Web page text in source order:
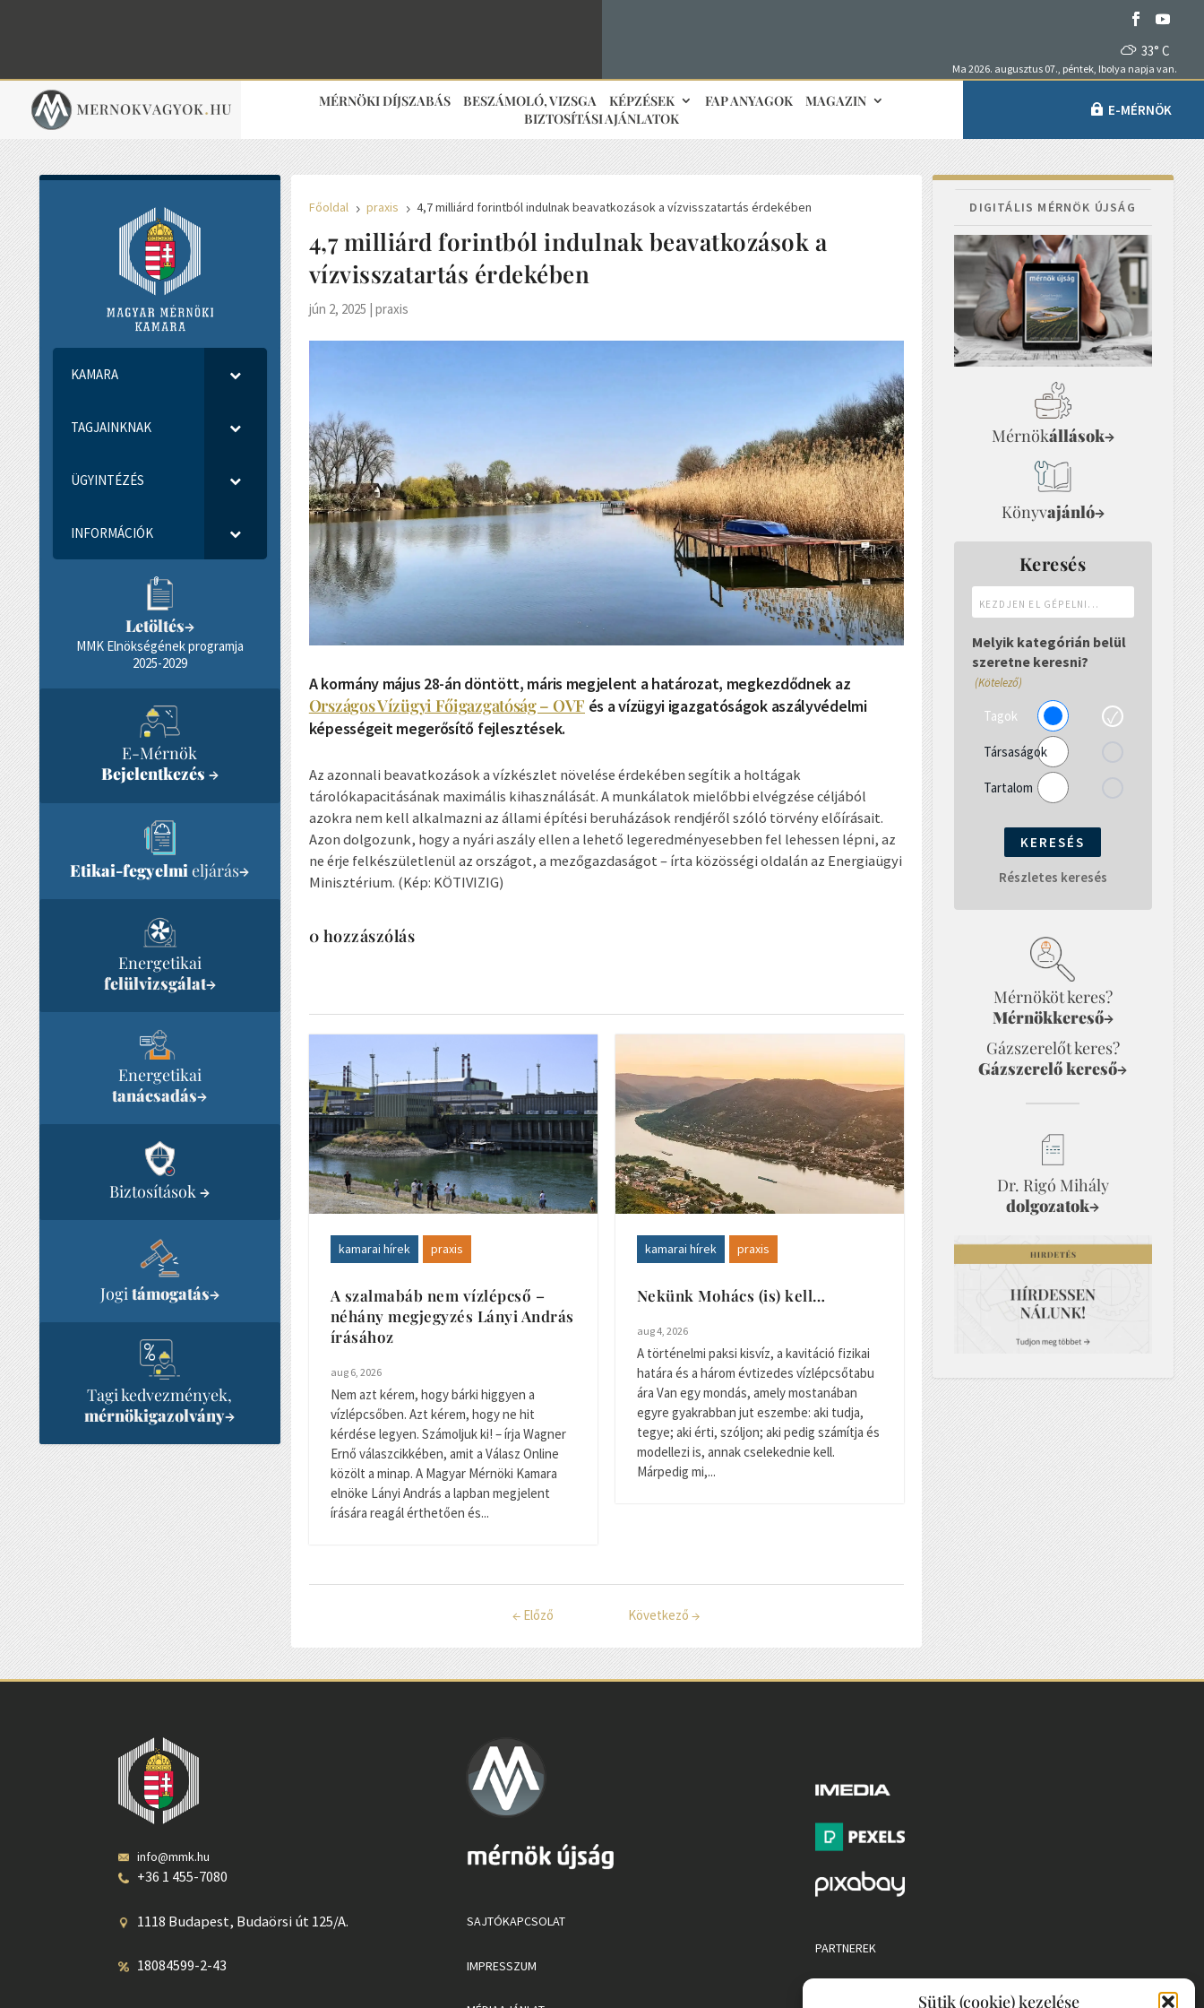
Sütik (cookie) kezelése
33° C
Ma 2026. augusztus 07., péntek, Ibolya napja van.
MÉRNÖKI DÍJSZABÁS BESZÁMOLÓ, VIZSGA KÉPZÉSEK FAP ANYAGOK
MAGAZIN
BIZTOSÍTÁSI AJÁNLATOK
E-MÉRNÖK
KAMARA
TAGJAINKNAK
ÜGYINTÉZÉS
INFORMÁCIÓK
Letöltés→
MMK Elnökségének programja
2025-2029
E-Mérnök
Bejelentkezés →
Etikai-fegyelmieljárás→
Energetikai
felülvizsgálat→
Energetikai
tanácsadás→
Biztosítások→
Jogi támogatás→
Tagi kedvezmények,
mérnökigazolvány→
Főoldal 5 praxis 5 4,7 milliárd forintból indulnak beavatkozások a vízvisszatartás érdekében
4,7 milliárd forintból indulnak beavatkozások a
vízvisszatartás érdekében
jún 2, 2025 | praxis
A kormány május 28-án döntött, máris megjelent a határozat, megkezdődnek az
Országos Vízügyi Főigazgatóság – OVF és a vízügyi igazgatóságok aszályvédelmi
képességeit megerősítő fejlesztések.
Az azonnali beavatkozások a vízkészlet növelése érdekében segítik a holtágak
tárolókapacitásának maximális kihasználását. A munkálatok mielőbbi elvégzése céljából
azokra nem kell alkalmazni az állami építési beruházások rendjéről szóló törvény előírásait.
Azon dolgozunk, hogy a nyári aszály ellen a lehető legeredményesebben fel lehessen lépni, az
ne érje felkészületlenül az országot, a mezőgazdaságot – írta közösségi oldalán az Energiaügyi
Minisztérium. (Kép: KÖTIVIZIG)
0 hozzászólás
kamarai hírek praxis
A szalmabáb nem vízlépcső –
néhány megjegyzés Lányi András
írásához
aug 6, 2026
Nem azt kérem, hogy bárki higgyen a
vízlépcsőben. Azt kérem, hogy ne hit
kérdése legyen. Számoljuk ki! – írja Wagner
Ernő válaszcikkében, amit a Válasz Online
közölt a minap. A Magyar Mérnöki Kamara
elnöke Lányi András a lapban megjelent
írására reagál érthetően és...
kamarai hírek praxis
Nekünk Mohács (is) kell…
aug 4, 2026
A történelmi paksi kisvíz, a kavitáció fizikai
határa és a három évtizedes vízlépcsőtabu
ára Van egy mondás, amely mostanában
egyre gyakrabban jut eszembe: aki tudja,
tegye; aki érti, szóljon; aki pedig számítja és
modellezi is, annak cselekednie kell.
Márpedig mi,...
← Előző Következő →
DIGITÁLIS MÉRNÖK ÚJSÁG
Mérnökállások→
Könyvajánló→
Keresés
el
gépelni...
Melyik kategórián belül
szeretne keresni?
(Kötelező)
Tagok
Társaságok
Tartalom
Részletes keresés
Mérnököt keres?
Mérnökkereső→
Gázszerelőt keres?
Gázszerelő kereső→
Dr. Rigó Mihály
dolgozatok→
info@mmk.hu
+36 1 455-7080
1118 Budapest, Budaörsi út 125/A.
18084599-2-43
SAJTÓKAPCSOLAT
IMPRESSZUM
PARTNEREK